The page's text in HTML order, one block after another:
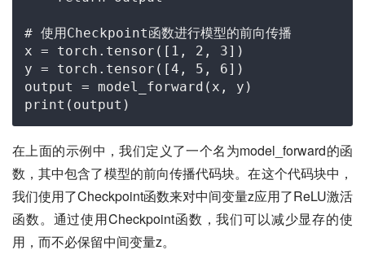
# 使用Checkpoint函数进行模型的前向传播
x = torch.tensor([ 1 , 2 , 3])
y = torch.tensor([4 , 5 , 6])
print
在上面的示例中，我们定义了一个名为model_forward的函
数，其中包含了模型的前向传播代码块。在这个代码块中，
我们使用了Checkpoint函数来对中间变量z应用了ReLU激活
函数。通过使用Checkpoint函数，我们可以减少显存的使
用，而不必保留中间变量z。